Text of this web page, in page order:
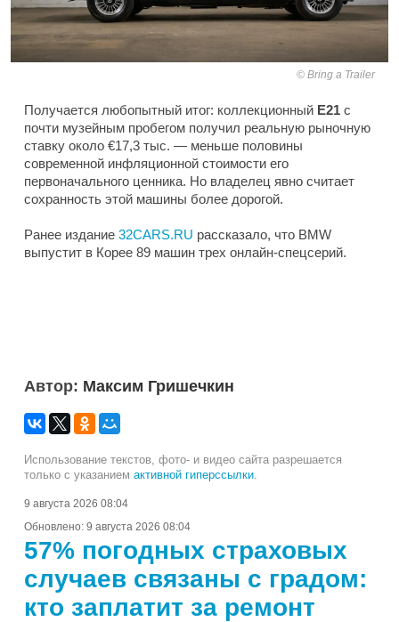
Bring a Trailer
Получается любопытный итог: коллекционный E21 с
почти музейным пробегом получил реальную рыночную
ставку около €17,3 тыс. — меньше половины
современной инфляционной стоимости его
первоначального ценника. Но владелец явно считает
сохранность этой машины более дорогой.
Ранее издание 32CARS.RU рассказало, что BMW
выпустит в Корее 89 машин трех онлайн-спецсерий.
Автор: Максим Гришечкин
Использование текстов, фото- и видео сайта разрешается
только с указанием активной гиперссылки
9 августа 2026 08:04
Обновлено: 9 августа 2026 08:04
57% погодных страховых
случаев связаны с градом:
кто заплатит за ремонт